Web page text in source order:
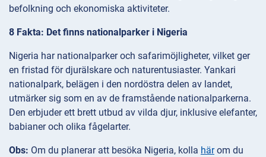
befolkning och ekonomiska aktiviteter.
8 Fakta: Det finns nationalparker i Nigeria
Nigeria har nationalparker och safarimöjligheter, vilket ger
en fristad för djurälskare och naturentusiaster. Yankari
nationalpark, belägen i den nordöstra delen av landet,
utmärker sig som en av de framstående nationalparkerna.
Den erbjuder ett brett utbud av vilda djur, inklusive elefanter,
babianer och olika fågelarter.
Obs: Om du planerar att besöka Nigeria, kolla härom du